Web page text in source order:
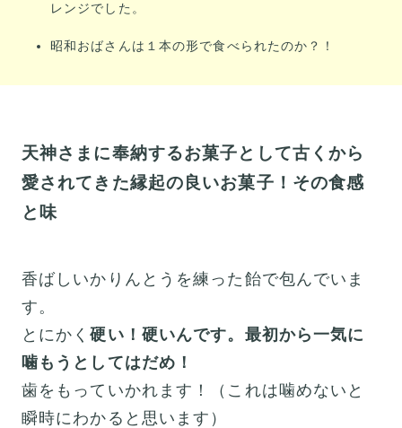
レンジでした。
昭和おばさんは１本の形で食べられたのか？！
天神さまに奉納するお菓子として古くから
愛されてきた縁起の良いお菓子！その食感
と味
香ばしいかりんとうを練った飴で包んでいま
す。
とにかく硬い！硬いんです。最初から一気に
噛もうとしてはだめ！
歯をもっていかれます！（これは噛めないと
瞬時にわかると思います）